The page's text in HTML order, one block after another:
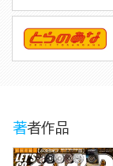
著者作品